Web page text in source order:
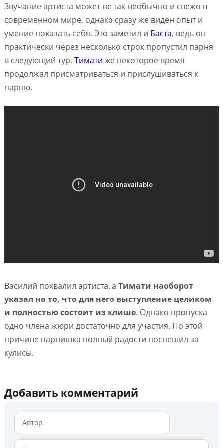
Звучание артиста может не так необычно и свежо в
современном мире, однако сразу же виден опыт и
умение показать себя. Это заметил и Баста, ведь он
практически через несколько строк пропустил парня
в следующий тур. Тимати же некоторое время
продолжал присматриваться и прислушиваться к
парню.
Василий похвалил артиста, а Тимати наоборот
указал на то, что для него выступление целиком
и полностью состоит из клише. Однако пропуска
одно члена жюри достаточно для участия. По этой
причине парнишка полный радости поспешил за
кулисы.
Добавить комментарий